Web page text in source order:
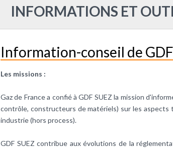
INFORMATIONS ET
Information-conseil de
Les missions :
Gaz de France a confié à GDF SUEZ la mission
contrôle, constructeurs de matériels) sur les
industrie (hors process).
GDF SUEZ contribue aux évolutions de la